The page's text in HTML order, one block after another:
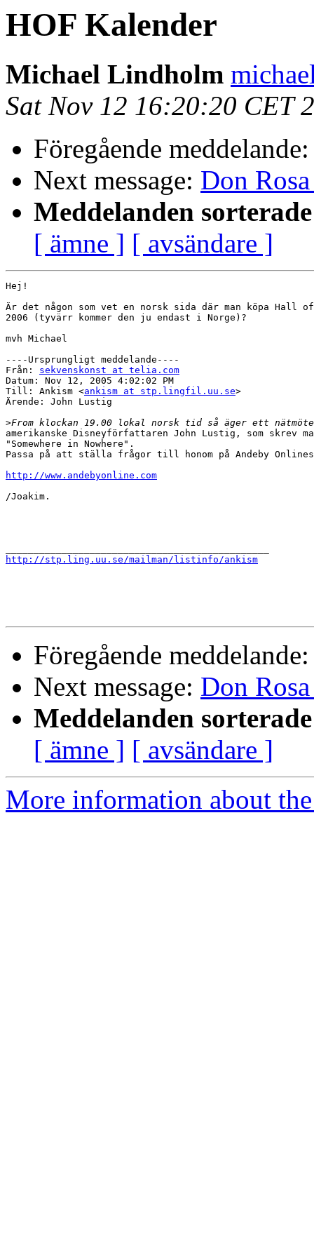
HOF Kalender
Michael Lindholm
Sat Nov 12 16:20:20 CET
Föregående
Next message: Don
Meddelanden
[ ämne ] [ avsändare ]
Hej!
Är det någon som vet en norsk sida där man köpa Hall
2006 (tyvärr kommer den ju endast i Norge)?
mvh Michael
----Ursprungligt meddelande----
Från: sekvenskonst at telia.com
Datum: Nov 12, 2005 4:02:02 PM
Till: Ankism <ankism at stp.lingfil.uu.se>
Ärende: John Lustig
>
amerikanske Disneyförfattaren John Lustig, som skrev
"Somewhere in Nowhere".
Passa på att ställa frågor till honom på Andeby
http://www.andebyonline.com
/Joakim.
http://stp.ling.uu.se/mailman/listinfo/ankism
Föregående
Next message: Don
Meddelanden
[ ämne ] [ avsändare ]
More information about